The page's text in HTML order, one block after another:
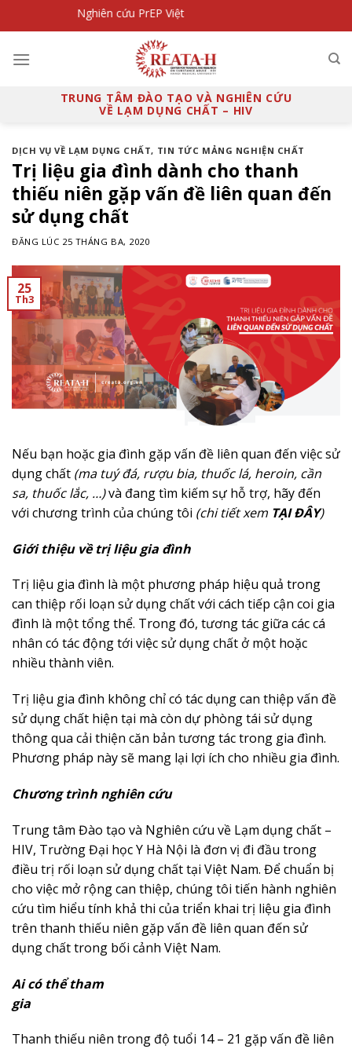
to
Nghiên cứu PrEP Việt
TRUNG TÂM ĐÀO TẠO VÀ NGHIÊN CỨU
VỀ LẠM DỤNG CHẤT – HIV
DỊCH VỤ VỀ LẠM DỤNG CHẤT, TIN TỨC MẢNG NGHIỆN CHẤT
Trị liệu gia đình dành cho thanh
thiếu niên gặp vấn đề liên quan đến
sử dụng chất
ĐĂNG LÚC 25 THÁNG BA, 2020
25
Th3
Nếu bạn hoặc gia đình gặp vấn đề liên quan đến việc sử
dụng chất (ma tuý đá, rượu bia, thuốc lá, heroin, cần
sa, thuốc lắc, …)và đang tìm kiếm sự hỗ trợ, hãy đến
với chương trình của chúng tôi (chi tiết xem TẠI ĐÂY)
Giới thiệu về trị liệu gia đình
Trị liệu gia đình là một phương pháp hiệu quả trong
can thiệp rối loạn sử dụng chất với cách tiếp cận coi gia
đình là một tổng thể. Trong đó, tương tác giữa các cá
nhân có tác động tới việc sử dụng chất ở một hoặc
nhiều thành viên.
Trị liệu gia đình không chỉ có tác dụng can thiệp vấn đề
sử dụng chất hiện tại mà còn dự phòng tái sử dụng
thông qua cải thiện căn bản tương tác trong gia đình.
Phương pháp này sẽ mang lại lợi ích cho nhiều gia đình.
Chương trình nghiên cứu
Trung tâm Đào tạo và Nghiên cứu về Lạm dụng chất –
HIV, Trường Đại học Y Hà Nội là đơn vị đi đầu trong
điều trị rối loạn sử dụng chất tại Việt Nam. Để chuẩn bị
cho việc mở rộng can thiệp, chúng tôi tiến hành nghiên
cứu tìm hiểu tính khả thi của triển khai trị liệu gia đình
trên thanh thiếu niên gặp vấn đề liên quan đến sử
dụng chất trong bối cảnh Việt Nam.
Ai có thể tham
gia
Thanh thiếu niên trong độ tuổi 14 – 21 gặp vấn đề liên